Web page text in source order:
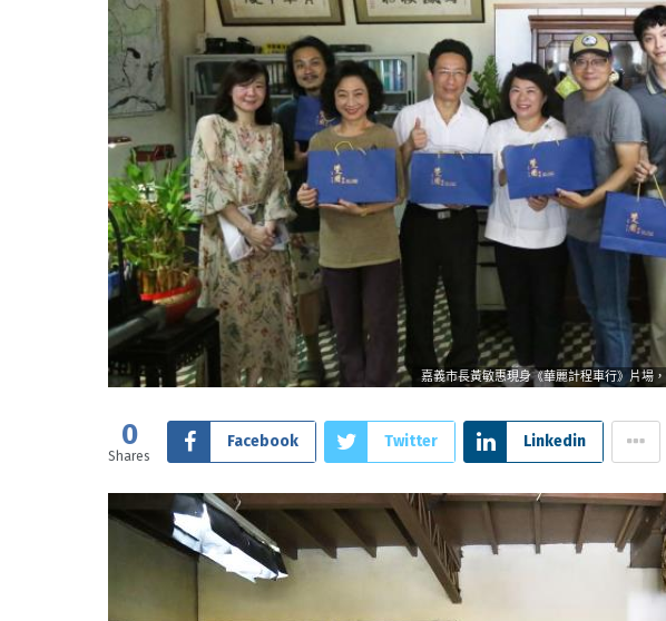
嘉義市長黃敏惠現身《華麗計程車行》片場
0
Shares
Facebook Twitter Linkedin